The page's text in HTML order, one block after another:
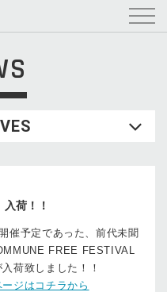
入荷！！
催予定であった、前代未聞
FREE FESTIVAL
荷致しました！！
ジはコチラから